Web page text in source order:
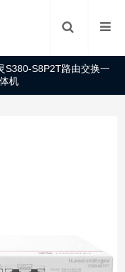
S380-S8P2T路由交换一
机